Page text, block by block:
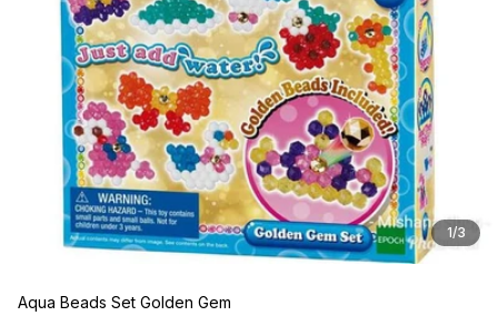
Cari lego
Cari pokemon
1/3
Aqua Beads Set Golden Gem